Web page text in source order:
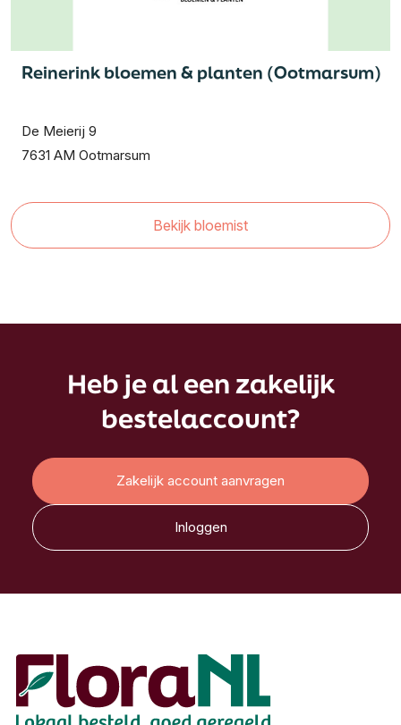
Reinerink bloemen & planten (Ootmarsum)
De Meierij 9
7631 AM Ootmarsum
Bekijk bloemist
Heb je al een zakelijk
bestelaccount?
Zakelijk account aanvragen
Inloggen